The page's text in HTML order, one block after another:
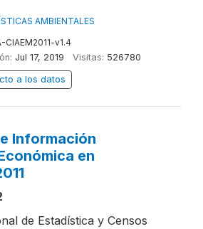
AMBIENTALES
CIAEM2011-v1.4
Jul 17, 2019 Visitas: 526780
a los datos
Información
en
de Estadística y Censos